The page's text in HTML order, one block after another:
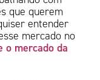
que querem
entender
mercado no
o mercado da